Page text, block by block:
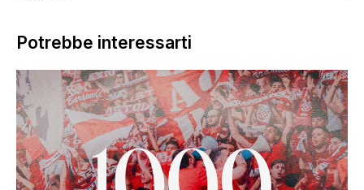
Potrebbe interessarti